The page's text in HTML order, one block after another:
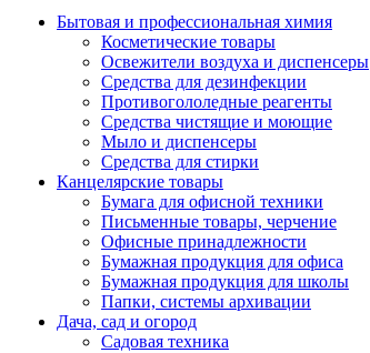
Бытовая и профессиональная химия
Косметические товары
Освежители воздуха и диспенсеры
Средства для дезинфекции
Противогололедные реагенты
Средства чистящие и моющие
Мыло и диспенсеры
Средства для стирки
Канцелярские товары
Бумага для офисной техники
Письменные товары, черчение
Офисные принадлежности
Бумажная продукция для офиса
Бумажная продукция для школы
Папки, системы архивации
Дача, сад и огород
Садовая техника